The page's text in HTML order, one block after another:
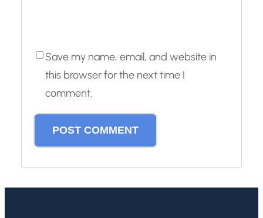
Save my name, email, and website in
this browser for the next time I
comment.